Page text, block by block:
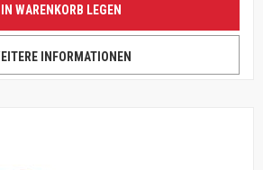
IN WARENKORB LEGEN
INFORMATIONEN